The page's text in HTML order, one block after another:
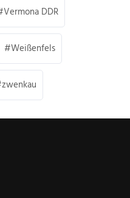
Vermona DDR
Weißenfels
zwenkau